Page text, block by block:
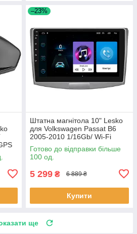
–23%
Штатна магнітола 10" Lesko
для Volkswagen Passat B6
2005-2010 1/16Gb/ Wi-Fi
Optima Вольксваген шт.
Готово до відправки більше
100 од.
5 299 ₴ 6 889 ₴
Купити
ще